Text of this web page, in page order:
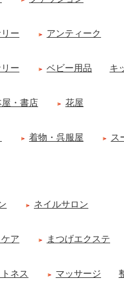
ー アンティーク
ー ベビー用品 キ
屋・書店 花屋
着物・呉服屋 ス
ネイルサロン
ア まつげエクステ
ネス マッサージ